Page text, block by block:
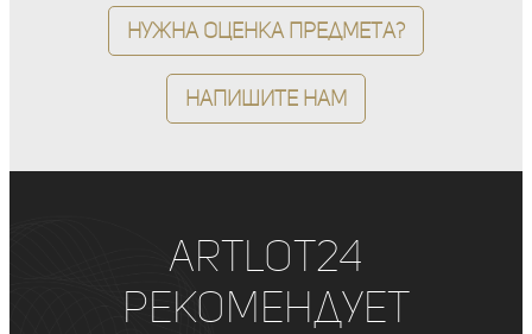
Нужна оценка предмета?
Напишите нам
ArtLot24
рекомендует